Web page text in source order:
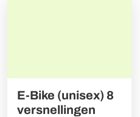
E-Bike (unisex) 8
versnellingen